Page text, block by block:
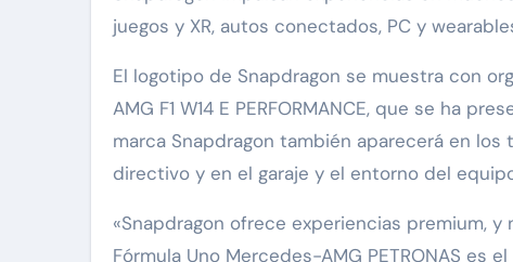
juegos y XR, autos conectados, PC y
El logotipo de Snapdragon se muestra con
AMG F1 W14 E PERFORMANCE, que se ha
marca Snapdragon también aparecerá en
directivo y en el garaje y el entorno del
«Snapdragon ofrece experiencias premium,
Fórmula Uno Mercedes-AMG PETRONAS es